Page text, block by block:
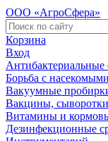
ООО «АгроСфера»
Корзина
Вход
Антибактериальные
Борьба с
Вакуумные
Вакцины,
Витамины и
Дезинфекционные